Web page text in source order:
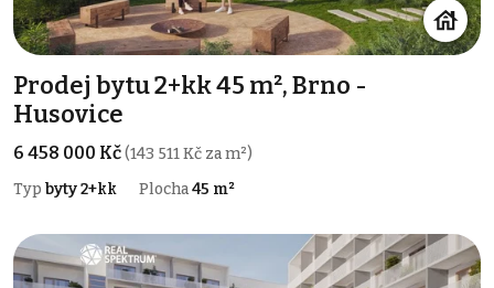
Prodej bytu 2+kk 45 m², Brno -
Husovice
6 458 000 Kč(143 511 Kč za m²)
Typ byty 2+kk Plocha45 m²